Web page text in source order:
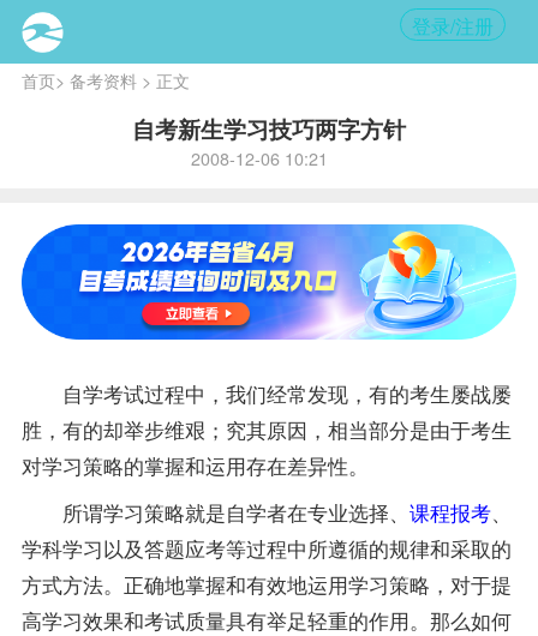
登录/注册
首页> 备考资料> 正文
自考新生学习技巧两字方针
2008-12-06 10:21
自学考试过程中，我们经常发现，有的考生屡战屡
胜，有的却举步维艰；究其原因，相当部分是由于考生
对学习策略的掌握和运用存在差异性。
所谓学习策略就是自学者在专业选择、 课程报考、
学科学习以及答题应考等过程中所遵循的规律和采取的
方式方法。正确地掌握和有效地运用学习策略，对于提
高学习效果和考试质量具有举足轻重的作用。那么如何